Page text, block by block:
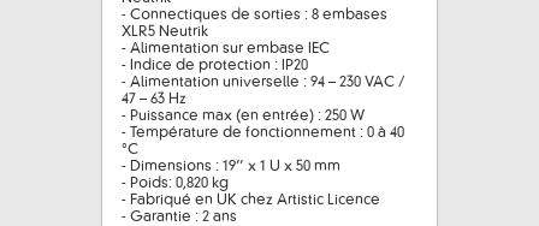
- Connectiques de sorties : 8 embases
XLR5 Neutrik
- Alimentation sur embase IEC
- Indice de protection : IP20
- Alimentation universelle : 94 – 230 VAC /
47 – 63 Hz
- Puissance max (en entrée) : 250 W
- Température de fonctionnement : 0 à 40
°C
- Dimensions : 19’’ x 1 U x 50 mm
- Poids: 0,820 kg
- Fabriqué en UK chez Artistic Licence
- Garantie : 2 ans